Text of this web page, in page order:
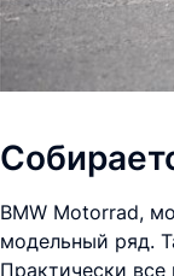
BMW Motorrad,
модельный ряд.
Практически